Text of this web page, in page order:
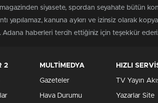
siyasete, spordan seyahate bütün
kanuna aykırı ve izinsiz olarak
Adana haberleri tercih ettiğiniz için teşekkür
2 MULTİMEDYA
Gazeteler
Hava Durumu
HIZLI
TV Yayın
Yazarlar Site